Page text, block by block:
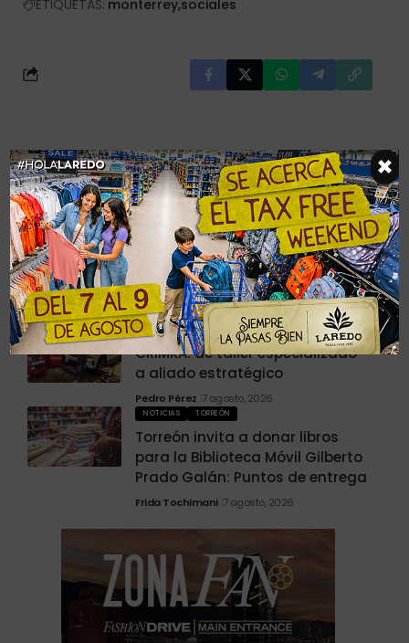
ETIQUETAS: monterrey sociales
Últimas Noticias
COLABORADORES SALTILLO
Humberto Baca: una vida
construida entre la vocación y
el cuidado animal
Lily Quirino 7 agosto, 2026
BRANDED CONTENT TORREÓN
CRIMKA: de taller especializado
a aliado estratégico
Pedro Pérez 7 agosto, 2026
NOTICIAS TORREÓN
Torreón invita a donar libros
para la Biblioteca Móvil Gilberto
Prado Galán: Puntos de entrega
Frida Tochimani 7 agosto, 2026
×